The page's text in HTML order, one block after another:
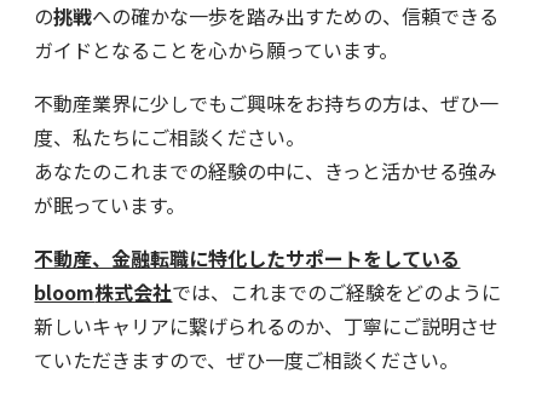
の挑戦への確かな一歩を踏み出すための、信頼できる
ガイドとなることを心から願っています。
不動産業界に少しでもご興味をお持ちの方は、ぜひ一
度、私たちにご相談ください。
あなたのこれまでの経験の中に、きっと活かせる強み
が眠っています。
不動産、金融転職に特化したサポートをしている
bloom株式会社では、これまでのご経験をどのように
新しいキャリアに繋げられるのか、丁寧にご説明させ
ていただきますので、ぜひ一度ご相談ください。